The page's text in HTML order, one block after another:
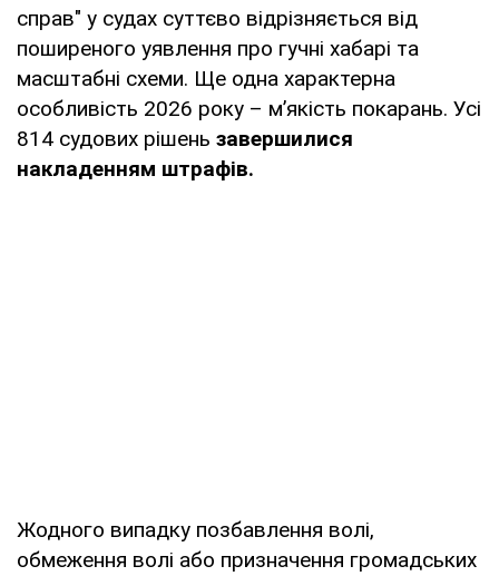
справ" у судах суттєво відрізняється від
поширеного уявлення про гучні хабарі та
масштабні схеми. Ще одна характерна
особливість 2026 року – м’якість покарань. Усі
814 судових рішень завершилися
накладенням штрафів.
Жодного випадку позбавлення волі,
обмеження волі або призначення громадських